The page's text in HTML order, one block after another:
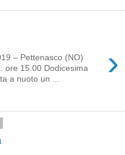
›
– Pettenasco (NO)
ore 15.00 Dodicesima
a nuoto un ...